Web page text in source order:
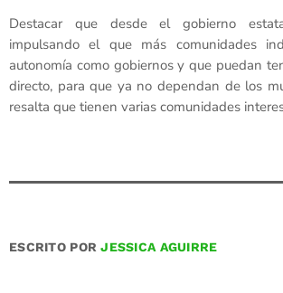
Destacar que desde el gobierno
impulsando el que más comunidades
autonomía como gobiernos y que puedan
directo, para que ya no dependan de los
resalta que tienen varias comunidades
ESCRITO PORJESSICA AGUIRRE